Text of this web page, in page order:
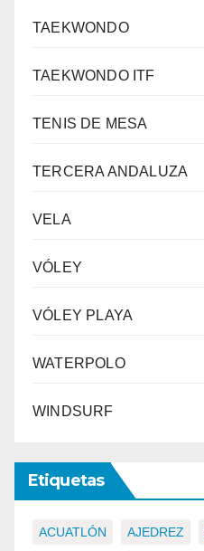
TAEKWONDO
TAEKWONDO ITF
TENIS DE MESA
TERCERA ANDALUZA
VELA
VÓLEY
VÓLEY PLAYA
WATERPOLO
WINDSURF
Etiquetas
ACUATLÓN AJEDREZ